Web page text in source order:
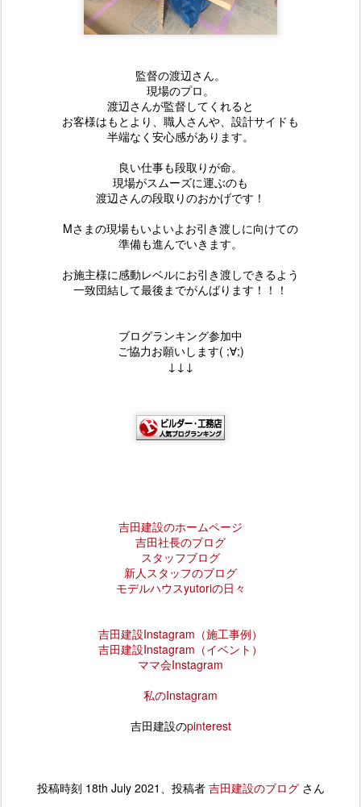
監督の渡辺さん。
現場のプロ。
渡辺さんが監督してくれると
お客様はもとより、職人さんや、設計サイドも
半端なく安心感があります。
良い仕事も段取りが命。
現場がスムーズに運ぶのも
渡辺さんの段取りのおかげです！
Mさまの現場もいよいよお引き渡しに向けての
準備も進んでいきます。
お施主様に感動レベルにお引き渡しできるよう
一致団結して最後までがんばります！！！
ブログランキング参加中
ご協力お願いします( ;∀;)
↓↓↓
吉田建設のホームページ
吉田社長のブログ
スタッフブログ
新人スタッフのブログ
モデルハウスyutoriの日々
吉田建設Instagram （施工事例）
吉田建設Instagram（イベント）
ママ会Instagram
私のInstagram
吉田建設のpinterest
投稿時刻 18th July 2021 、投稿者 吉田建設のブログさん